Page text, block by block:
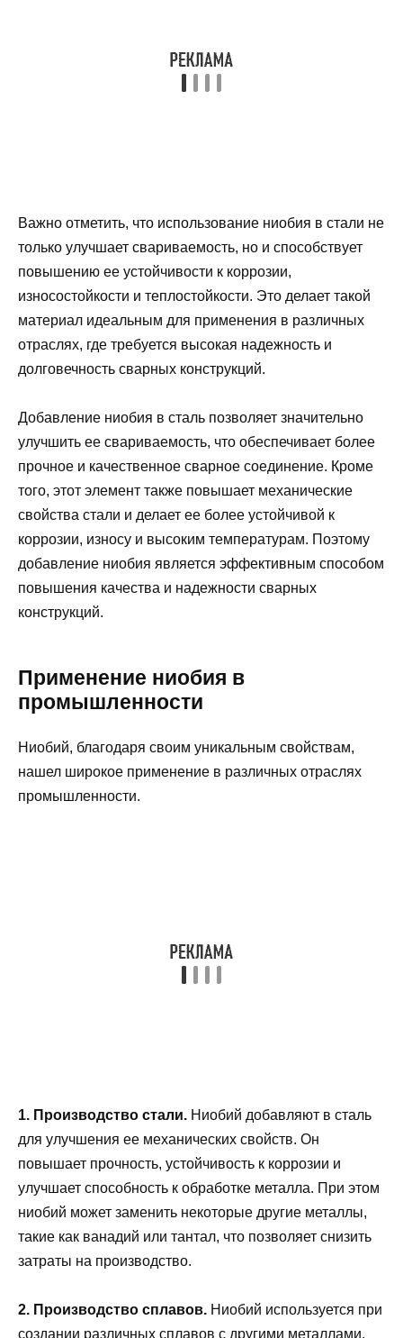
Важно отметить, что использование ниобия в стали не
только улучшает свариваемость, но и способствует
повышению ее устойчивости к коррозии,
износостойкости и теплостойкости. Это делает такой
материал идеальным для применения в различных
отраслях, где требуется высокая надежность и
долговечность сварных конструкций.
Добавление ниобия в сталь позволяет значительно
улучшить ее свариваемость, что обеспечивает более
прочное и качественное сварное соединение. Кроме
того, этот элемент также повышает механические
свойства стали и делает ее более устойчивой к
коррозии, износу и высоким температурам. Поэтому
добавление ниобия является эффективным способом
повышения качества и надежности сварных
конструкций.
Применение ниобия в
промышленности
Ниобий, благодаря своим уникальным свойствам,
нашел широкое применение в различных отраслях
промышленности.
1. Производство стали. Ниобий добавляют в сталь
для улучшения ее механических свойств. Он
повышает прочность, устойчивость к коррозии и
улучшает способность к обработке металла. При этом
ниобий может заменить некоторые другие металлы,
такие как ванадий или тантал, что позволяет снизить
затраты на производство.
2. Производство сплавов. Ниобий используется при
создании различных сплавов с другими металлами.